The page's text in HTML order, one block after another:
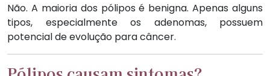
Não. A maioria dos pólipos é benigna. Apenas alguns
tipos, especialmente os adenomas, possuem
potencial de evolução para câncer.